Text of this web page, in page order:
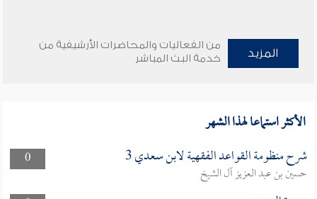
المزيد
من الفعاليات والمحاضرات الأرشيفية من
خدمة البث المباشر
الأكثر استماعا لهذا الشهر
0 شرح منظومة القواعد الفقهية لابن سعدي 3
حسين بن عبد العزيز آل الشيخ